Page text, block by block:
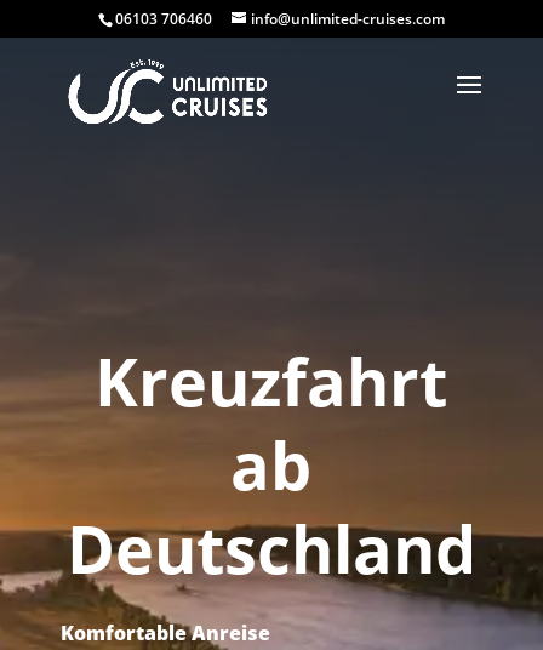
06103 706460 info@unlimited-cruises.com
Kreuzfahrt
ab
Deutschland
Komfortable Anreise